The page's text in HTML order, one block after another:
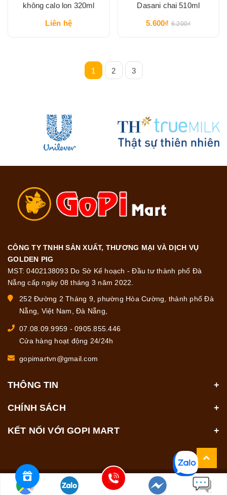
không calo lon 320ml
Liên hệ
Dasani chai 510ml
5.600₫ 6.200₫
1 2 3
CÔNG TY TNHH SẢN XUẤT, THƯƠNG MẠI VÀ DỊCH VỤ
GOLDEN PIG
MST: 0402138093 Do Sở Kế hoạch - Đầu tư thành phố Đà
Nẵng cấp ngày 08 tháng 3 năm 2022.
252 Đường 2 Tháng 9, phường Hòa Cường, thành phố Đà
Nẵng, Việt Nam, Đà Nẵng,
07.08.09.9959 - 0905.855.446
Cửa hàng hoạt động 24/24h
gopimartvn@gmail.com
THÔNG TIN
CHÍNH SÁCH
KẾT NỐI VỚI GOPI MART
© Bản quyền thuộc về
GOPI MART
Cung cấp bởi